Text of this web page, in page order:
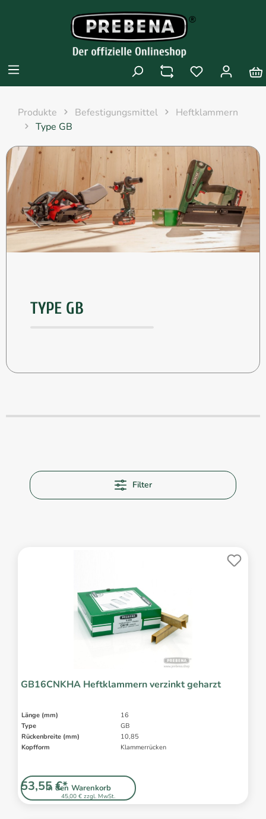
Produkte Befestigungsmittel
Heftklammern
Type GB
TYPE GB
Filter
GB16CNKHA Heftklammern verzinkt geharzt
Länge (mm)
16
Type
GB
Rückenbreite (mm)
10,85
Kopfform
Klammerrücken
In den Warenkorb
45,00 € zzgl. MwSt.
53,55 €*